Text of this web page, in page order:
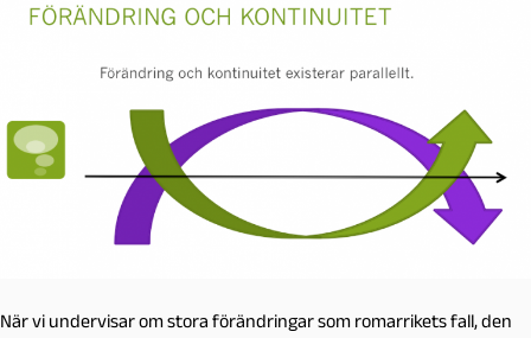
När vi undervisar om stora förändringar som romarrikets fall, den